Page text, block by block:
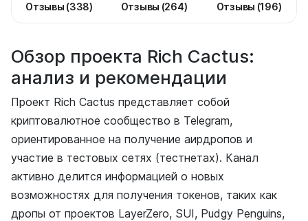
Отзывы (338)
Отзывы (264)
Отзывы (196)
Обзор проекта Rich Cactus:
анализ и рекомендации
Проект Rich Cactus представляет собой
криптовалютное сообщество в Telegram,
ориентированное на получение аирдропов и
участие в тестовых сетях (тестнетах). Канал
активно делится информацией о новых
возможностях для получения токенов, таких как
дропы от проектов LayerZero, SUI, Pudgy Penguins,